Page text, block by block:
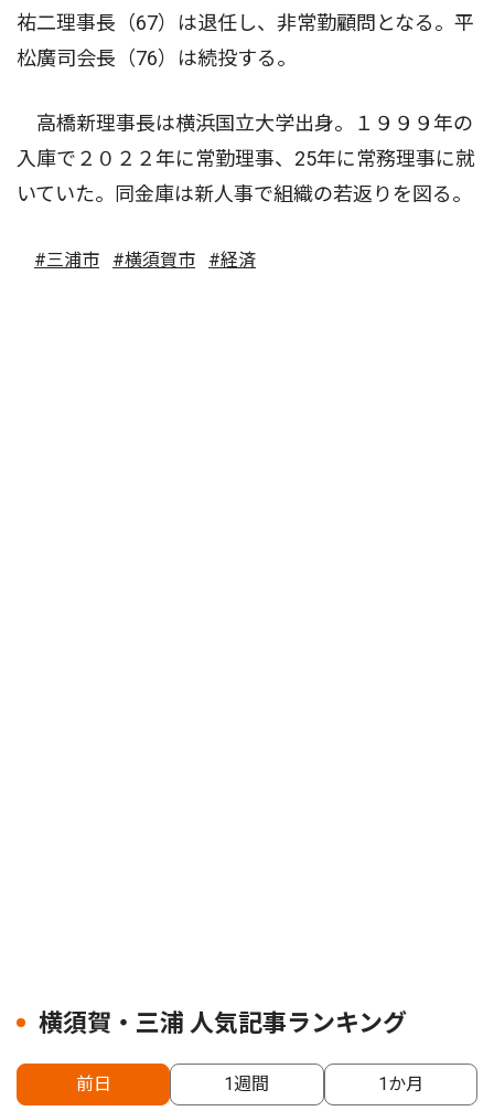
祐二理事長（67）は退任し、非常勤顧問となる。平
松廣司会長（76）は続投する。
高橋新理事長は横浜国立大学出身。１９９９年の
入庫で２０２２年に常勤理事、25年に常務理事に就
いていた。同金庫は新人事で組織の若返りを図る。
#三浦市 #横須賀市 #経済
横須賀・三浦 人気記事ランキング
前日 1週間 1か月